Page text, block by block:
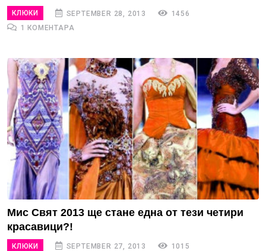
КЛЮКИ SEPTEMBER 28, 2013
1456
1 КОМЕНТАРА
Мис Свят 2013 ще стане една от тези четири
красавици?!
КЛЮКИ SEPTEMBER 27, 2013
1015